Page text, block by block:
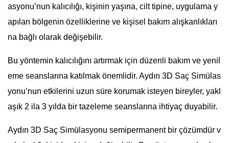
asyonu’nun kalıcılığı, kişinin yaşına, cilt tipine, uygulama y
apılan bölgenin özelliklerine ve kişisel bakım alışkanlıkları
na bağlı olarak değişebilir.
Bu yöntemin kalıcılığını artırmak için düzenli bakım ve yenil
eme seanslarına katılmak önemlidir. Aydın 3D Saç Simülas
yonu’nun etkilerini uzun süre korumak isteyen bireyler, yakl
aşık 2 ila 3 yılda bir tazeleme seanslarına ihtiyaç duyabilir.
Aydın 3D Saç Simülasyonu semipermanent bir çözümdür v